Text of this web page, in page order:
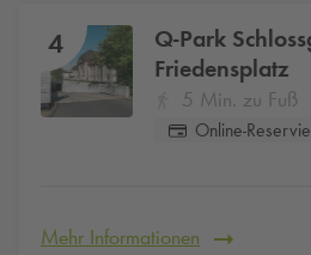
4 Q-Park
Friedensplatz
5 Min. zu Fuß
Online-
Mehr Informationen